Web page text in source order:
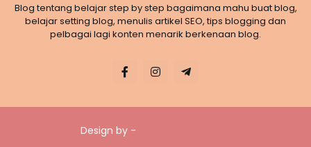
Blog tentang belajar step by step bagaimana mahu buat blog,
belajar setting blog, menulis artikel SEO, tips blogging dan
pelbagai lagi konten menarik berkenaan blog.
Design by -